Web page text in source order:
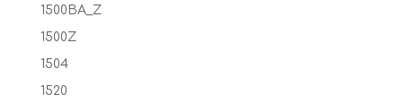
1500BA_Z
1500Z
1504
1520